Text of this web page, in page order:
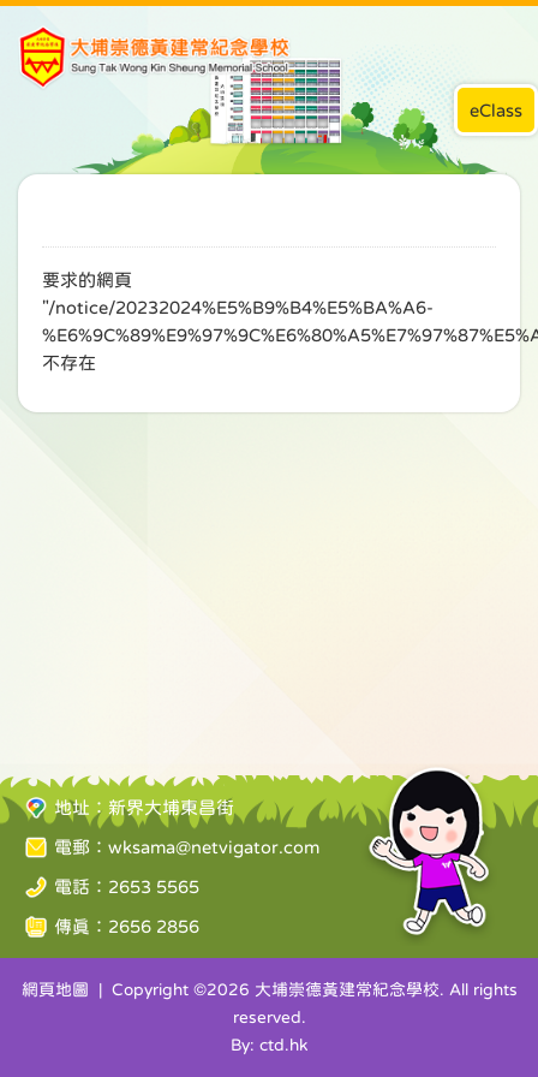
eClass
要求的網頁
"/notice/20232024%E5%B9%B4%E5%BA%A6-
不存在
地址：新界大埔東昌街
電郵： wksama@netvigator.com
電話：2653 5565
傳真：2656 2856
網頁地圖 | Copyright ©2026 大埔崇德黃建常紀念學校. All rights
reserved.
By: ctd.hk